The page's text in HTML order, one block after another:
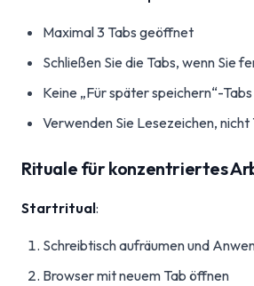
Maximal 3 Tabs geöffnet
Schließen Sie die Tabs, wenn Sie
Keine „Für später speichern“-Tabs
Verwenden Sie Lesezeichen, nicht
Rituale für konzentriertes
Startritual:
Schreibtisch aufräumen und
Browser mit neuem Tab öffnen